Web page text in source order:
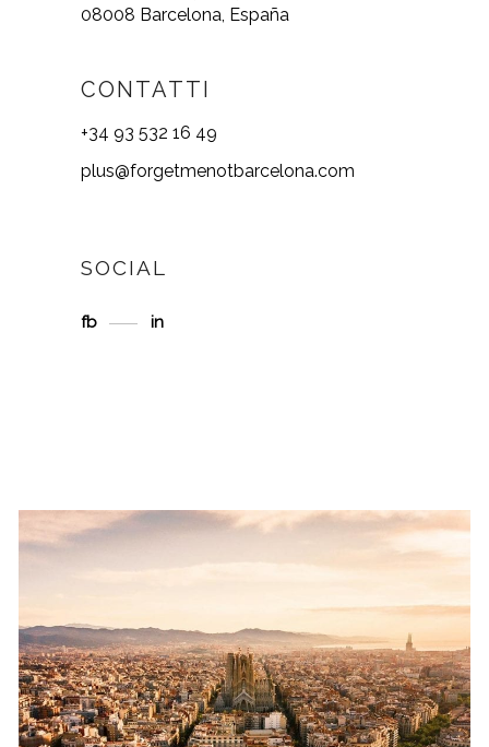
08008 Barcelona, España
CONTATTI
+34 93 532 16 49
plus@forgetmenotbarcelona.com
SOCIAL
fb in